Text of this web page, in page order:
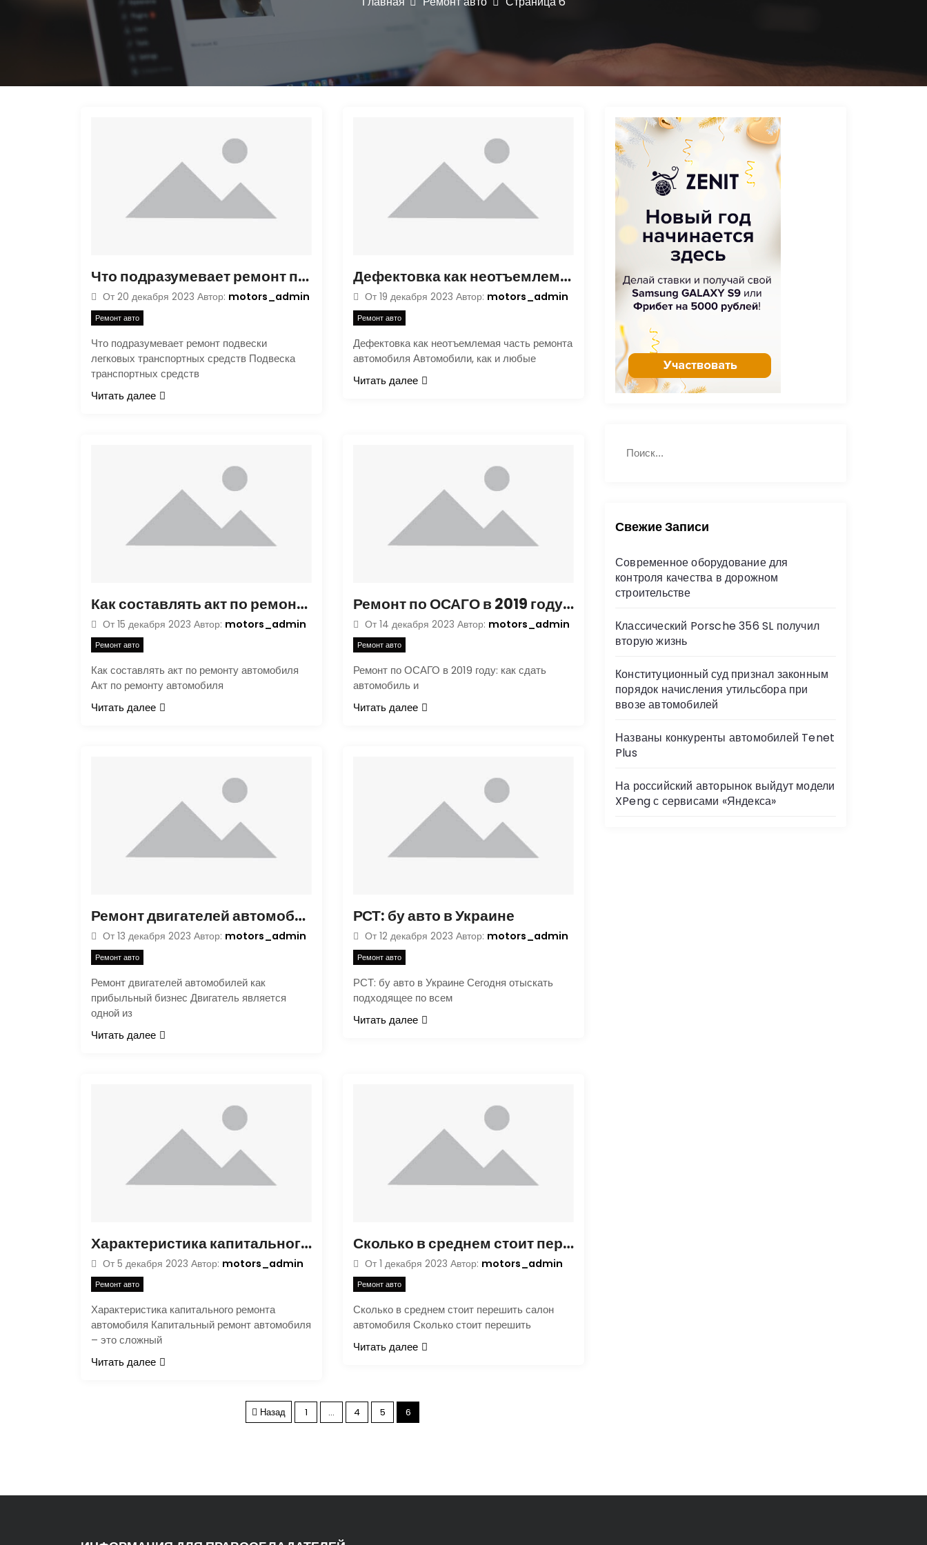
Что подразумевает ремонт подвески легковых транспортных средств
От 20 декабря 2023 Автор: motors_admin
Ремонт авто
Что подразумевает ремонт подвески
легковых транспортных средств Подвеска
транспортных средств
Читать далее
Дефектовка как неотъемлемая часть ремонта автомобиля
От 19 декабря 2023 Автор: motors_admin
Ремонт авто
Дефектовка как неотъемлемая часть ремонта
автомобиля Автомобили, как и любые
Читать далее
Как составлять акт по ремонту автомобиля
От 15 декабря 2023 Автор: motors_admin
Ремонт авто
Как составлять акт по ремонту автомобиля
Акт по ремонту автомобиля
Читать далее
Ремонт по ОСАГО в 2019 году: как сдать автомобиль и какие нюансы учесть?
От 14 декабря 2023 Автор: motors_admin
Ремонт авто
Ремонт по ОСАГО в 2019 году: как сдать
автомобиль и
Читать далее
Ремонт двигателей автомобилей как прибыльный бизнес
От 13 декабря 2023 Автор: motors_admin
Ремонт авто
Ремонт двигателей автомобилей как
прибыльный бизнес Двигатель является
одной из
Читать далее
РСТ: бу авто в Украине
От 12 декабря 2023 Автор: motors_admin
Ремонт авто
РСТ: бу авто в Украине Сегодня отыскать
подходящее по всем
Читать далее
Характеристика капитального ремонта автомобиля
От 5 декабря 2023 Автор: motors_admin
Ремонт авто
Характеристика капитального ремонта
автомобиля Капитальный ремонт автомобиля
– это сложный
Читать далее
Сколько в среднем стоит перешить салон автомобиля
От 1 декабря 2023 Автор: motors_admin
Ремонт авто
Сколько в среднем стоит перешить салон
автомобиля Сколько стоит перешить
Читать далее
П
Назад 1 … 4 5 6
:Свежие Записи
Современное оборудование для
контроля качества в дорожном
строительстве
Классический Porsche 356 SL получил
вторую жизнь
Конституционный суд признал законным
порядок начисления утильсбора при
ввозе автомобилей
Названы конкуренты автомобилей Tenet
Plus
На российский авторынок выйдут модели
XPeng с сервисами «Яндекса»